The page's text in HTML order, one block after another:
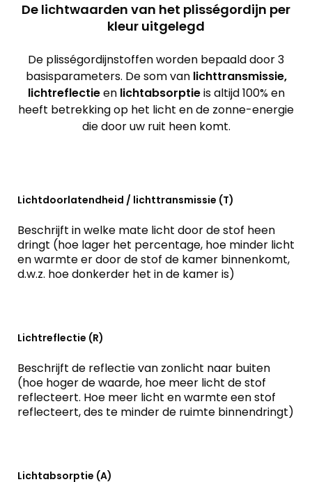
De lichtwaarden van het plisségordijn per
kleur uitgelegd
De plisségordijnstoffen worden bepaald door 3
basisparameters. De som van lichttransmissie,
lichtreflectieen lichtabsorptieis altijd 100% en
heeft betrekking op het licht en de zonne-energie
die door uw ruit heen komt.
Lichtdoorlatendheid / lichttransmissie (T)
Beschrijft in welke mate licht door de stof heen
dringt (hoe lager het percentage, hoe minder licht
en warmte er door de stof de kamer binnenkomt,
d.w.z. hoe donkerder het in de kamer is)
Lichtreflectie (R)
Beschrijft de reflectie van zonlicht naar buiten
(hoe hoger de waarde, hoe meer licht de stof
reflecteert. Hoe meer licht en warmte een stof
reflecteert, des te minder de ruimte binnendringt)
Lichtabsorptie (A)